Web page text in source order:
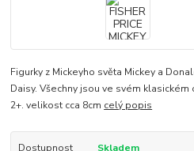
Figurky z Mickeyho světa Mickey a
Daisy. Všechny jsou ve svém
2+. velikost cca 8cm celý popis
Dostupnost
Skladem